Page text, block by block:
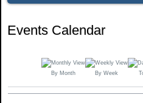
Events Calendar
By Month By Week